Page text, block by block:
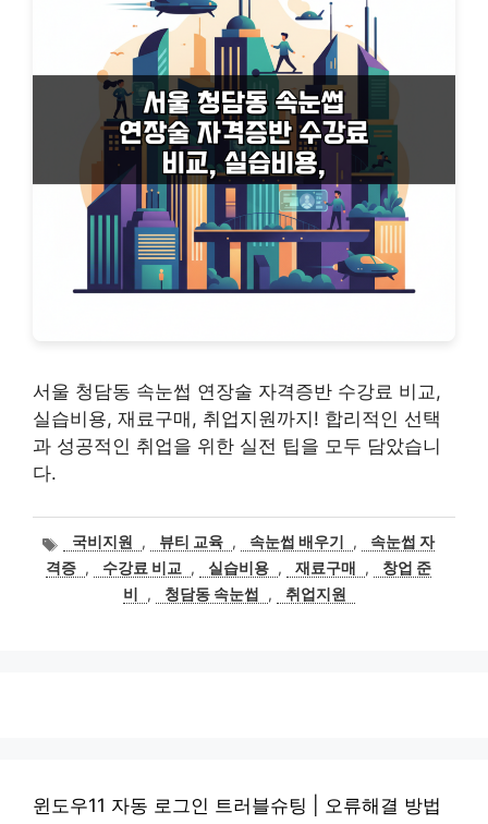
서울 청담동 속눈썹 연장술 자격증반 수강료 비교,
실습비용, 재료구매, 취업지원까지! 합리적인 선택
과 성공적인 취업을 위한 실전 팁을 모두 담았습니
다.
태
그
국비지원 , 뷰티 교육 , 속눈썹 배우기 ,
속눈썹 자
격증 , 수강료 비교 , 실습비용 , 재료구매 ,
창업 준
비
, 청담동 속눈썹 , 취업지원
윈도우11 자동 로그인 트러블슈팅 | 오류해결 방법